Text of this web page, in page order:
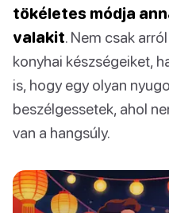
tökéletes módja
valakit. Nem csak
konyhai készségeiket,
is, hogy egy olyan
beszélgessetek, ahol
van a hangsúly.